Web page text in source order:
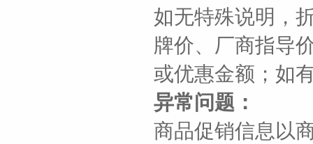
如无特殊说明，
牌价、厂商指导
或优惠金额；如
异常问题：
商品促销信息以